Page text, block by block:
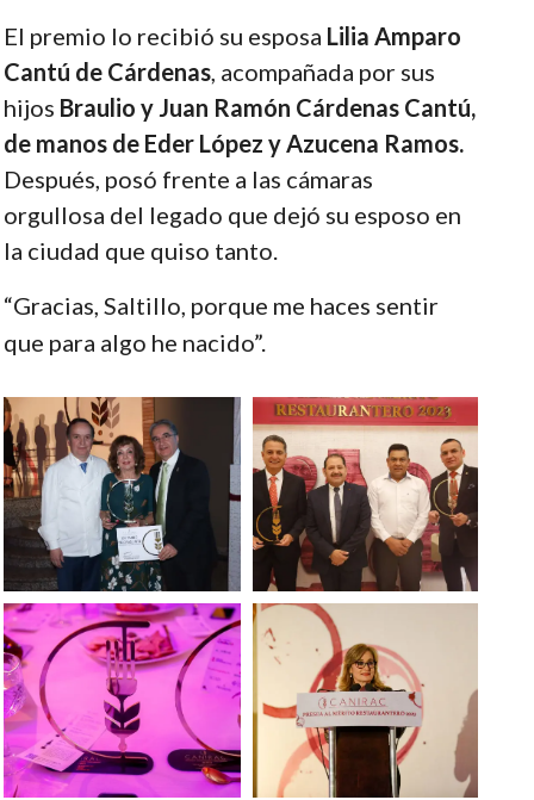
El premio lo recibió su esposa Lilia Amparo
Cantú de Cárdenas, acompañada por sus
hijos Braulio y Juan Ramón Cárdenas Cantú,
de manos de Eder López y Azucena Ramos.
Después, posó frente a las cámaras
orgullosa del legado que dejó su esposo en
la ciudad que quiso tanto.
“Gracias, Saltillo, porque me haces sentir
que para algo he nacido”.